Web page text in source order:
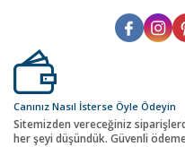
Canınız Nasıl İsterse Öyle Ödeyin
Sitemizden vereceğiniz
her şeyi düşündük. Güvenli